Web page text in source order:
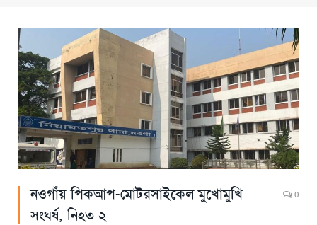
নওগাঁয় পিকআপ-মোটরসাইকেল মুখোমুখি
সংঘর্ষ, নিহত ২
0